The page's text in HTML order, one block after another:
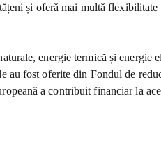
și oferă mai multă
energie termică și energie
fost oferite din Fondul de
a contribuit financiar la